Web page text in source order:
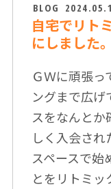
BLOG
自宅でリト
にしました。
ＧＷに頑張
ングまで広げ
スをなんと
しく入会さ
スペースで始
とをリトミ